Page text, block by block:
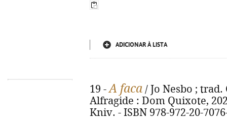
ADICIONAR À LISTA
19 -A faca / Jo Nesbo ; trad.
Alfragide : Dom Quixote,
Kniv. - ISBN 978-972-20-